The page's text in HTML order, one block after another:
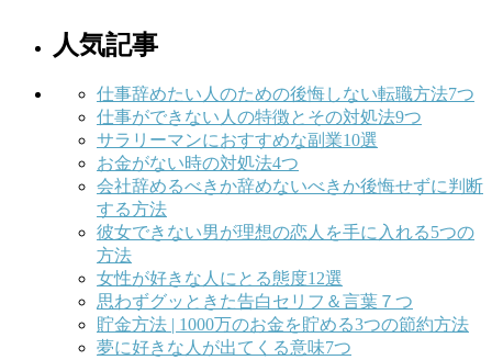
人気記事
仕事辞めたい人のための後悔しない転職方法7つ
仕事ができない人の特徴とその対処法9つ
サラリーマンにおすすめな副業10選
お金がない時の対処法4つ
会社辞めるべきか辞めないべきか後悔せずに判断
する方法
彼女できない男が理想の恋人を手に入れる5つの
方法
女性が好きな人にとる態度12選
思わずグッときた告白セリフ＆言葉７つ
貯金方法 | 1000万のお金を貯める3つの節約方法
夢に好きな人が出てくる意味7つ